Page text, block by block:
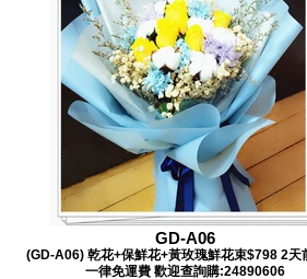
GD-A06
(GD-A06) 乾花+保鮮花+黃玫瑰鮮花束$798 2天
一律免運費 歡迎查詢購:24890606